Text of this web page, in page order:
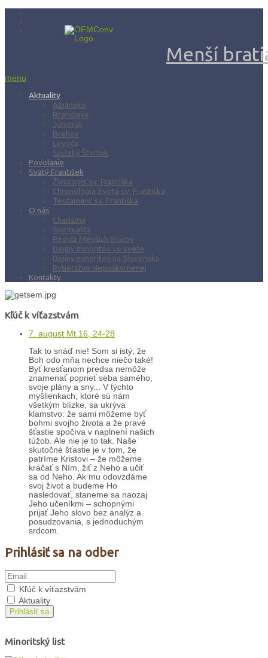
Menší
menu
Aktuality
Albánsko
Bratislava
Juniorát
Brehov
Levoča
Spišský Štvrtok
Povolanie
Svätý František
Životopis sv. Františka
Chronológia života sv. Františka
Testament sv. Františka
O nás
Charizma
Spiritualita
Regula Menších bratov
Dejiny minoritov vo svete
Dejiny minoritov na Slovensku
Rytierstvo Nepoškvrnenej
Kontakty
Kľúč k víťazstvám
7. august Mt 16, 24-28
Tak to snáď nie! Som si istý, že
Boh odo mňa nechce niečo také!
Byť kresťanom predsa nemôže
znamenať poprieť seba samého,
svoje plány a sny... V týchto
myšlienkach, ktoré sú nám
všetkým blízke, sa ukrýva
klamstvo: že sami môžeme byť
bohmi svojho života a že pravé
šťastie spočíva v naplnení našich
túžob. Ale nie je to tak. Naše
skutočné šťastie je v tom, že
patríme Kristovi – že môžeme
kráčať s Ním, žiť z Neho a učiť
sa od Neho. Ak mu odovzdáme
svoj život a budeme Ho
nasledovať, staneme sa naozaj
Jeho učeníkmi – schopnými
prijať Jeho slovo bez analýz a
posudzovania, s jednoduchým
srdcom.
Prihlásiť sa na odber
Kľúč k víťazstvám
Aktuality
Prihlásiť sa
Minoritský list